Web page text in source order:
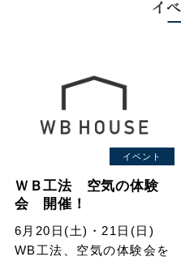
イ
イベント
ＷＢ工法 空気の体験
会 開催！
6月20日(土)・21日(日)
WB工法、空気の体験会を